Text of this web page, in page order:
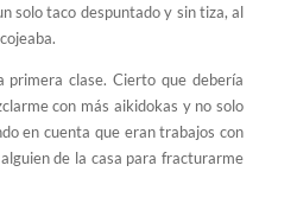
solo taco despuntado y sin tiza, al
clase. Cierto que debería
con más aikidokas y no solo
en cuenta que eran trabajos con
de la casa para fracturarme